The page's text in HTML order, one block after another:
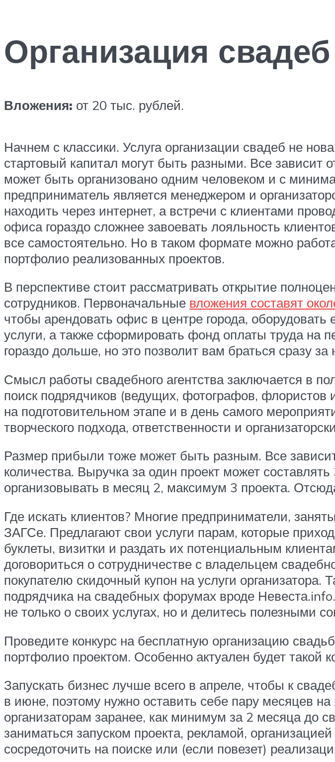
Организация свадеб
Вложения: от 20 тыс. рублей.
Начнем с классики. Услуга организации свадеб не
стартовый капитал могут быть разными. Все зависит
может быть организовано одним человеком и с
предприниматель является менеджером и
находить через интернет, а встречи с клиентами
офиса гораздо сложнее завоевать лояльность
все самостоятельно. Но в таком формате можно
портфолио реализованных проектов.
В перспективе стоит рассматривать открытие
сотрудников. Первоначальные вложения составят
чтобы арендовать офис в центре города,
услуги, а также сформировать фонд оплаты труда на
гораздо дольше, но это позволит вам браться сразу за
Смысл работы свадебного агентства заключается в
поиск подрядчиков (ведущих, фотографов, флористов
на подготовительном этапе и в день самого
творческого подхода, ответственности и
Размер прибыли тоже может быть разным. Все
количества. Выручка за один проект может
организовывать в месяц 2, максимум 3 проекта.
Где искать клиентов? Многие предприниматели,
ЗАГСе. Предлагают свои услуги парам, которые
буклеты, визитки и раздать их потенциальным
договориться о сотрудничестве с владельцем
покупателю скидочный купон на услуги организатора.
подрядчика на свадебных форумах вроде
не только о своих услугах, но и делитесь полезными
Проведите конкурс на бесплатную организацию
портфолио проектом. Особенно актуален будет такой
Запускать бизнес лучше всего в апреле, чтобы к
в июне, поэтому нужно оставить себе пару месяцев
организаторам заранее, как минимум за 2 месяца до
заниматься запуском проекта, рекламой,
сосредоточить на поиске или (если повезет)